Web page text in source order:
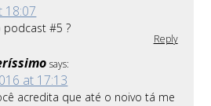
18:07
podcast #5 ?
Reply
says:
at 17:13
acredita que até o noivo tá me